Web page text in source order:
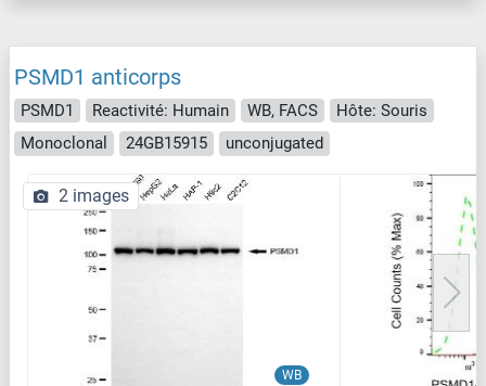
PSMD1 anticorps
PSMD1 Reactivité: Humain WB, FACS
Hôte: Souris
Monoclonal
24GB15915 unconjugated
WB
2 images